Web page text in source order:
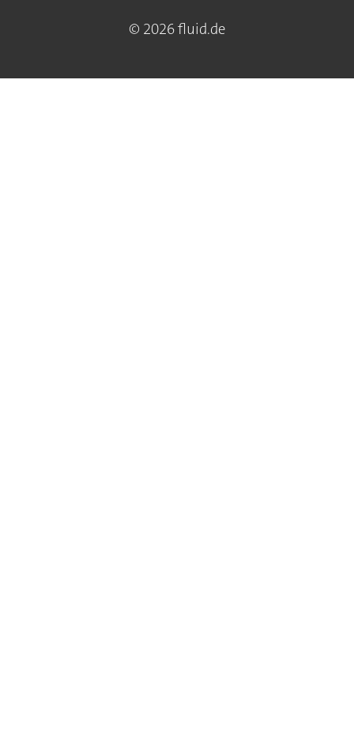
© 2026 fluid.de